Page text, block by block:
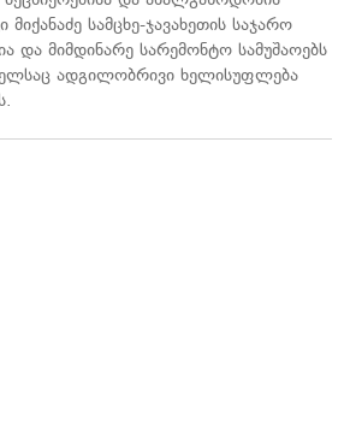
მიქანაძე სამცხე-ჯავახეთის საჯარო
და მიმდინარე სარემონტო სამუშაოებს
ადგილობრივი ხელისუფლება